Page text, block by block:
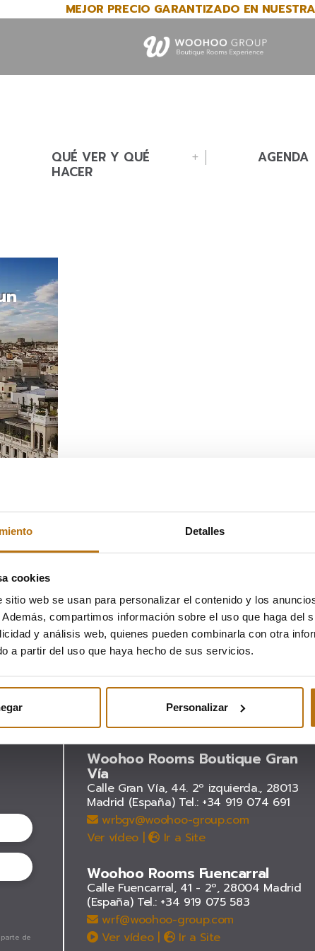
MEJOR PRECIO GARANTIZADO EN
Detalles
cookies
sitio web se usan para personalizar el contenido y los
compartimos información sobre el uso que haga del
y análisis web, quienes pueden combinarla con otra
a partir del uso que haya hecho de sus servicios.
Personalizar
QUÉ VER Y QUÉ
HACER
AGENDA
de
Woohoo Rooms Boutique Gran
Vía
Calle Gran Vía, 44. 2º izquierda., 28013
Madrid (España) Tel.: +34 919 074 691
wrbgv@woohoo-group.com
Ver vídeo | Ir a Site
Woohoo Rooms Fuencarral
Calle Fuencarral, 41 - 2º, 28004 Madrid
(España) Tel.: +34 919 075 583
wrf@woohoo-group.com
Ver vídeo| Ir a Site